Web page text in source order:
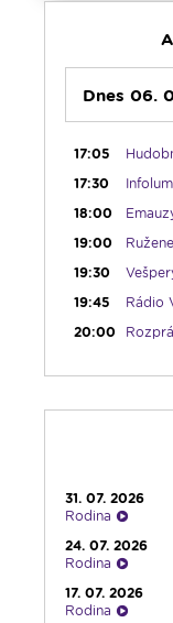
Dnes 06.
11:10
12:10
12:30
Biblia
13:00
17:05
17:30
18:00
19:00
19:30
19:45
Rádio
20:00
23:30
31. 07. 2026
Rodina
24. 07. 2026
Rodina
17. 07. 2026
Rodina